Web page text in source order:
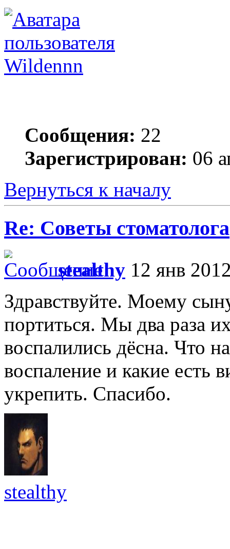
Wildennn
Сообщения: 22
Зарегистрирован: 06
Вернуться к началу
Re: Советы стоматолога
stealthy 12 янв
Здравствуйте. Моему
портиться. Мы два раза
воспалились дёсна. Что
воспаление и какие есть
укрепить. Спасибо.
stealthy